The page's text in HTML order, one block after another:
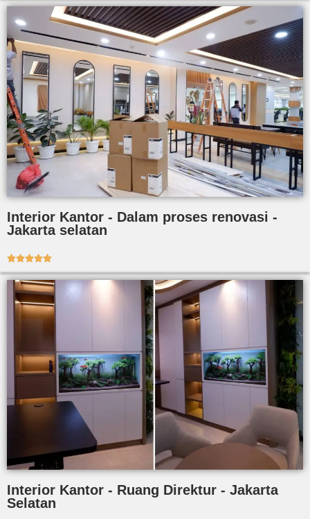
Interior Kantor - Dalam proses renovasi -
Jakarta selatan

Interior Kantor - Ruang Direktur - Jakarta
Selatan